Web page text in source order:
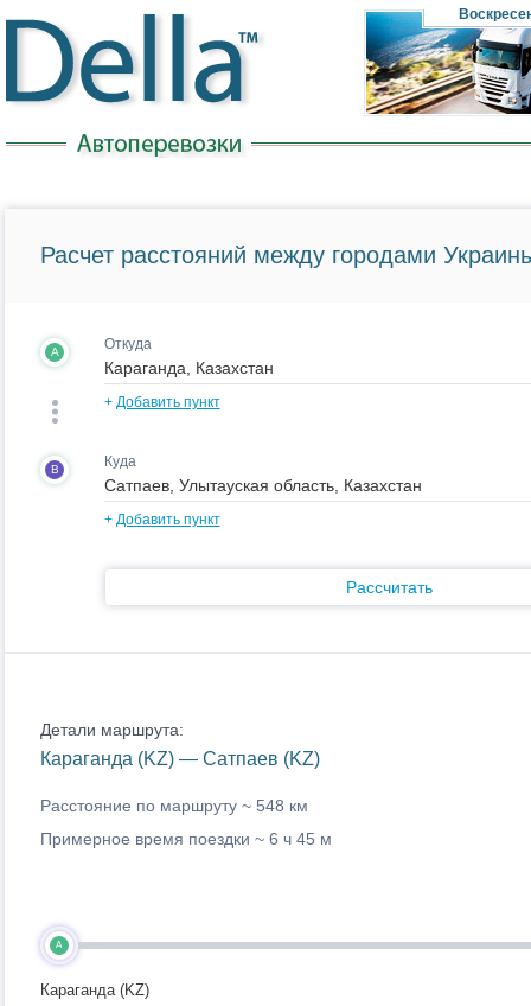
Расчет расстояний между городами
A Откуда
+ Добавить пункт
B Куда
+ Добавить пункт
Рассчитать
Детали маршрута:
Караганда (KZ) — Сатпаев (KZ)
Расстояние по маршруту ~ 548 км
Примерное время поездки ~ 6 ч 45 м
A
Караганда (KZ)